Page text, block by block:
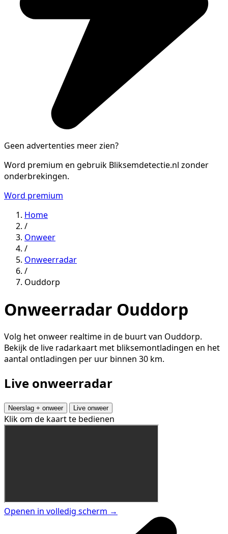
Geen advertenties meer zien?
Word premium en gebruik Bliksemdetectie.nl zonder
onderbrekingen.
Word premium
Home
/
Onweer
/
Onweerradar
/
Ouddorp
Onweerradar Ouddorp
Volg het onweer realtime in de buurt van Ouddorp.
Bekijk de live radarkaart met bliksemontladingen en het
aantal ontladingen per uur binnen 30 km.
Live onweerradar
Neerslag + onweer Live onweer
Klik om de kaart te bedienen
Openen in volledig scherm →